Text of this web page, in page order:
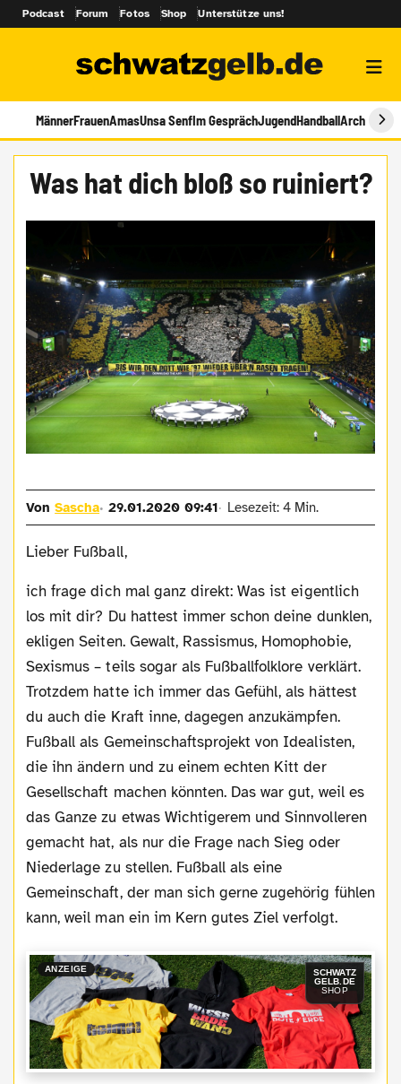
Podcast Forum Fotos Shop Unterstütze uns!
MännerFrauenAmasUnsa SenfIm GesprächJugendHandballArchiv
Was hat dich bloß so ruiniert?
VonSascha 29.01.2020 09:41 Lesezeit: 4 Min.
Lieber Fußball,
ich frage dich mal ganz direkt: Was ist eigentlich
los mit dir? Du hattest immer schon deine dunklen,
ekligen Seiten. Gewalt, Rassismus, Homophobie,
Sexismus – teils sogar als Fußballfolklore verklärt.
Trotzdem hatte ich immer das Gefühl, als hättest
du auch die Kraft inne, dagegen anzukämpfen.
Fußball als Gemeinschaftsprojekt von Idealisten,
die ihn ändern und zu einem echten Kitt der
Gesellschaft machen könnten. Das war gut, weil es
das Ganze zu etwas Wichtigerem und Sinnvolleren
gemacht hat, als nur die Frage nach Sieg oder
Niederlage zu stellen. Fußball als eine
Gemeinschaft, der man sich gerne zugehörig fühlen
kann, weil man ein im Kern gutes Ziel verfolgt.
ANZEIGE
SCHWATZ
GELB.DE
SHOP